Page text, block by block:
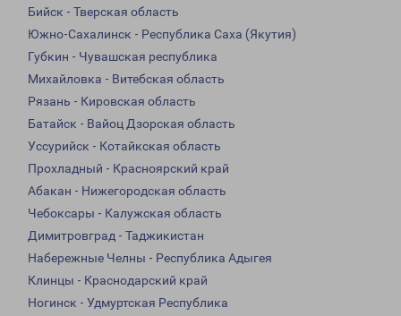
Бийск - Тверская область
Южно-Сахалинск - Республика Саха (Якутия)
Губкин - Чувашская республика
Михайловка - Витебская область
Рязань - Кировская область
Батайск - Вайоц Дзорская область
Уссурийск - Котайкская область
Прохладный - Красноярский край
Абакан - Нижегородская область
Чебоксары - Калужская область
Димитровград - Таджикистан
Набережные Челны - Республика Адыгея
Клинцы - Краснодарский край
Ногинск - Удмуртская Республика